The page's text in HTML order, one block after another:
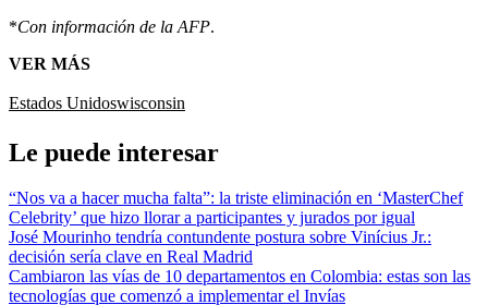
*Con información de la AFP.
VER MÁS
Estados Unidoswisconsin
Le puede interesar
“Nos va a hacer mucha falta”: la triste eliminación en ‘MasterChef
Celebrity’ que hizo llorar a participantes y jurados por igual
José Mourinho tendría contundente postura sobre Vinícius Jr.:
decisión sería clave en Real Madrid
Cambiaron las vías de 10 departamentos en Colombia: estas son las
tecnologías que comenzó a implementar el Invías